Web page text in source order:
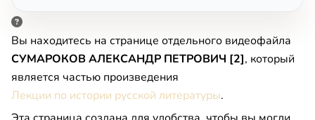
Вы находитесь на странице отдельного видеофайла
СУМАРОКОВ АЛЕКСАНДР ПЕТРОВИЧ [2], который
является частью произведения
Лекции по истории русской литературы.